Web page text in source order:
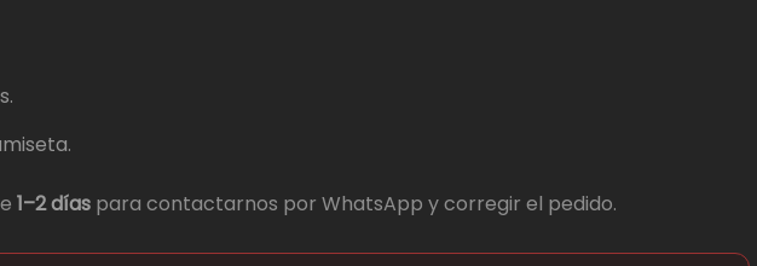
1–2 días para contactarnos por WhatsApp y corregir el pedido.